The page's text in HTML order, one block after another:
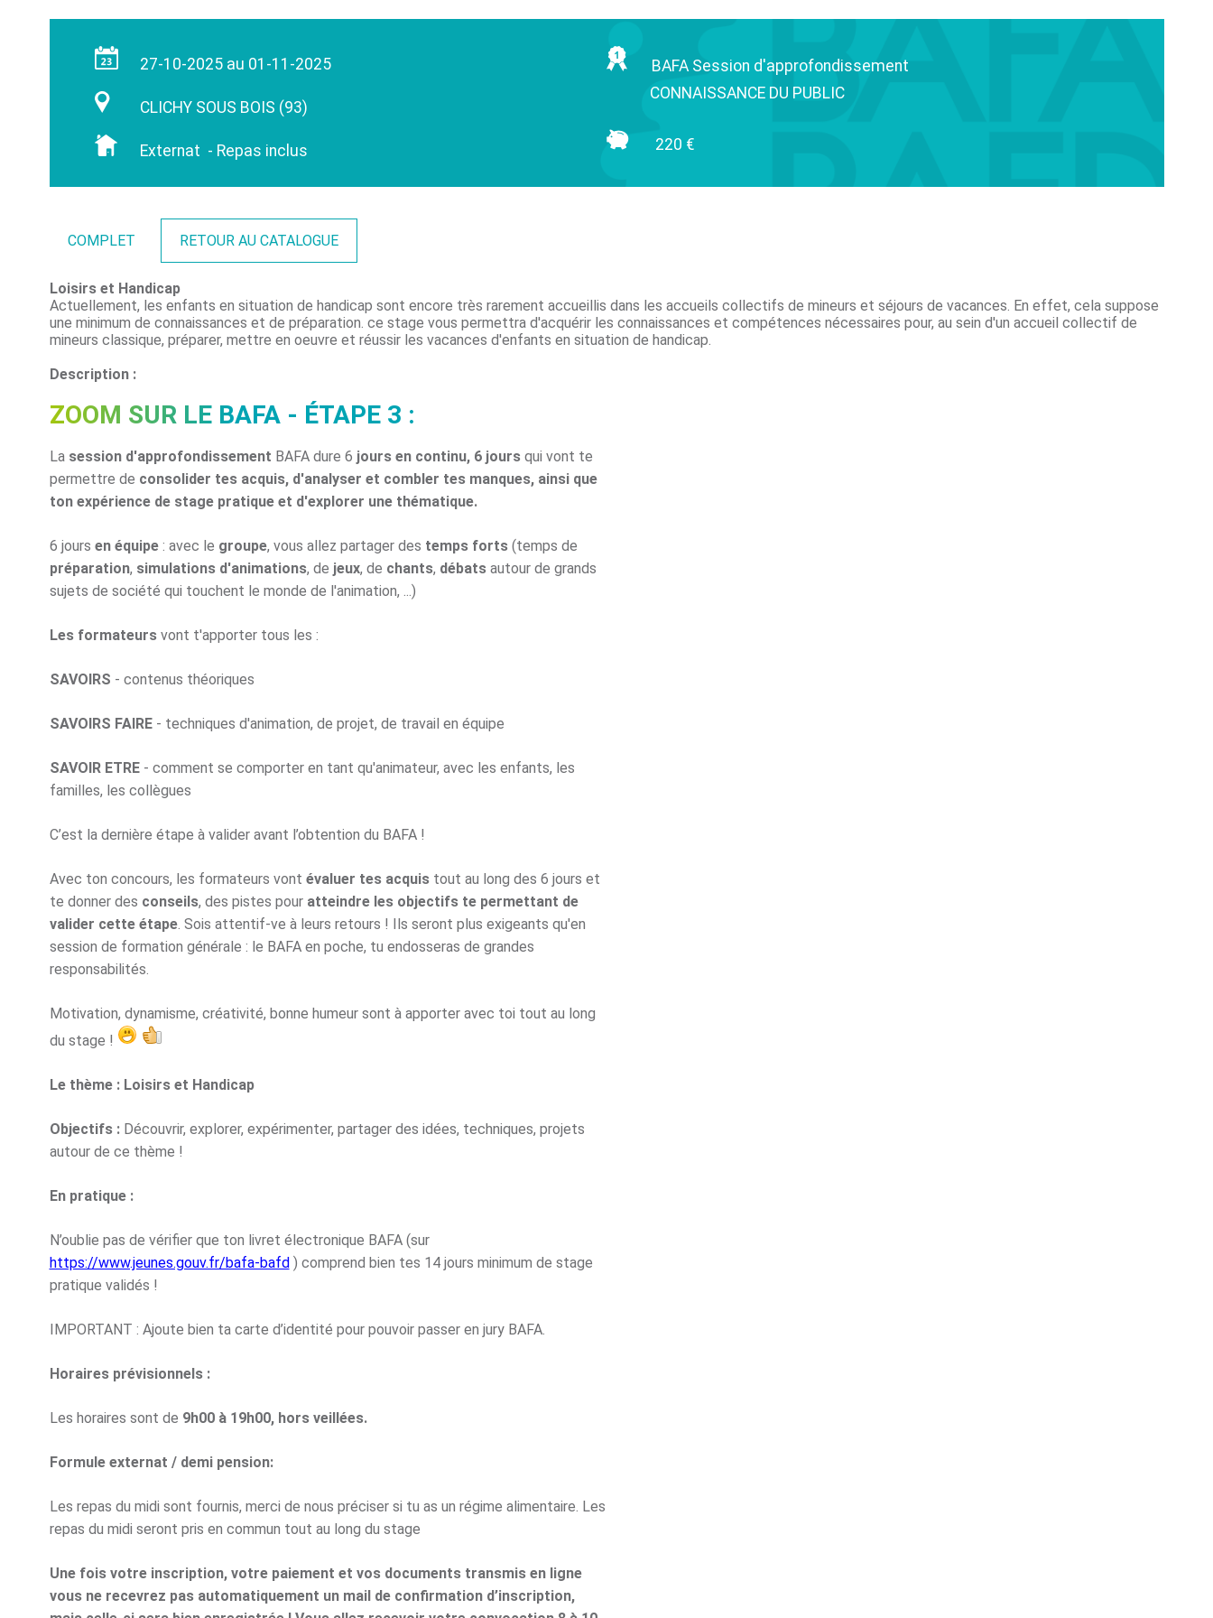
27-10-2025 au 01-11-2025
CLICHY SOUS BOIS (93)
Externat - Repas inclus
BAFA Session d'approfondissement
CONNAISSANCE DU PUBLIC
220 €
COMPLET RETOUR AU CATALOGUE
Loisirs et Handicap
Actuellement, les enfants en situation de handicap sont encore très rarement accueillis dans les accueils collectifs de mineurs et séjours de vacances. En effet, cela suppose
une minimum de connaissances et de préparation. ce stage vous permettra d'acquérir les connaissances et compétences nécessaires pour, au sein d'un accueil collectif de
mineurs classique, préparer, mettre en oeuvre et réussir les vacances d'enfants en situation de handicap.
Description :
ZOOM SUR LE BAFA - ÉTAPE 3 :
La session d'approfondissement BAFA dure 6 jours en continu, 6 joursqui vont te
permettre de consolider tes acquis, d'analyser et combler tes manques, ainsi que
ton expérience de stage pratique et d'explorer une thématique.
6 jours en équipe: avec le groupe, vous allez partager des temps forts(temps de
préparation, simulations d'animations, de jeux, de chants, débatsautour de grands
sujets de société qui touchent le monde de l'animation, ...)
Les formateursvont t'apporter tous les :
SAVOIRS - contenus théoriques
SAVOIRS FAIRE- techniques d'animation, de projet, de travail en équipe
SAVOIR ETRE - comment se comporter en tant qu'animateur, avec les enfants, les
familles, les collègues
C’est la dernière étape à valider avant l’obtention du BAFA !
Avec ton concours, les formateurs vont évaluer tes acquistout au long des 6 jours et
te donner des conseils, des pistes pour atteindre les objectifs te permettant de
valider cette étape. Sois attentif-ve à leurs retours ! Ils seront plus exigeants qu'en
session de formation générale : le BAFA en poche, tu endosseras de grandes
responsabilités.
Motivation, dynamisme, créativité, bonne humeur sont à apporter avec toi tout au long
du stage !
Le thème : Loisirs et Handicap
Objectifs : Découvrir, explorer, expérimenter, partager des idées, techniques, projets
autour de ce thème !
En pratique :
N’oublie pas de vérifier que ton livret électronique BAFA (sur
https://www.jeunes.gouv.fr/bafa-bafd ) comprend bien tes 14 jours minimum de stage
pratique validés !
IMPORTANT : Ajoute bien ta carte d’identité pour pouvoir passer en jury BAFA.
Horaires prévisionnels :
Les horaires sont de 9h00 à 19h00, hors veillées.
Formule externat / demi pension:
Les repas du midi sont fournis, merci de nous préciser si tu as un régime alimentaire. Les
repas du midi seront pris en commun tout au long du stage
Une fois votre inscription, votre paiement et vos documents transmis en ligne
vous ne recevrez pas automatiquement un mail de confirmation d’inscription,